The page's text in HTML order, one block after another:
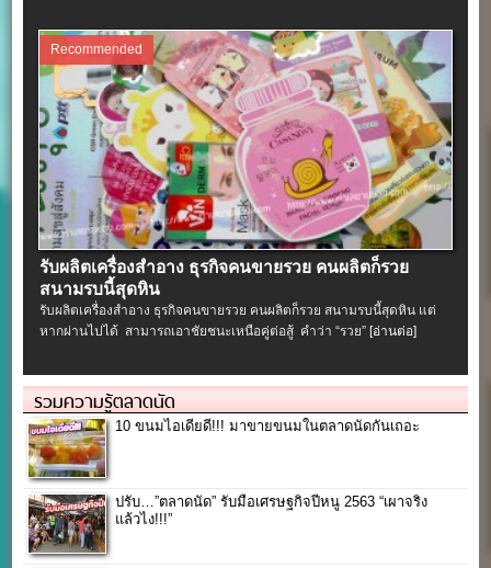
Recommended
รับผลิตเครื่องสําอาง ธุรกิจคนขายรวย คนผลิตก็รวย
สนามรบนี้สุดหิน
รับผลิตเครื่องสําอาง ธุรกิจคนขายรวย คนผลิตก็รวย สนามรบนี้สุดหิน แต่
หากผ่านไปได้ สามารถเอาชัยชนะเหนือคู่ต่อสู้ คำว่า “รวย” [อ่านต่อ]
รวมความรู้ตลาดนัด
10 ขนมไอเดียดี!!! มาขายขนมในตลาดนัดกันเถอะ
ปรับ…”ตลาดนัด” รับมือเศรษฐกิจปีหนู 2563 “เผาจริง
แล้วไง!!!”